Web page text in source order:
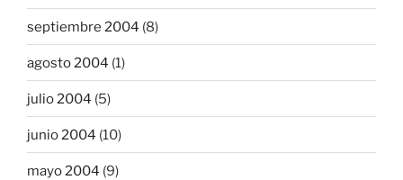
septiembre 2004 (8)
agosto 2004 (1)
julio 2004 (5)
junio 2004 (10)
mayo 2004 (9)